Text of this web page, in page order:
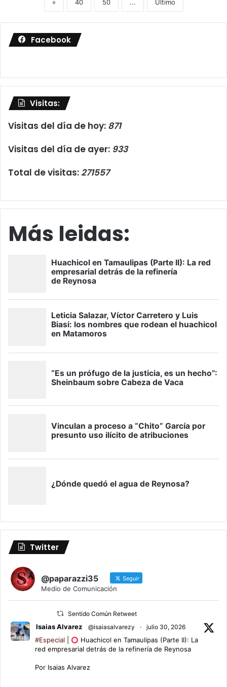
» 40 50 ... Ultimo
Facebook
Visitas:
Visitas del día de hoy: 871
Visitas del día de ayer: 933
Total de visitas: 271557
Más leidas:
Twitter
@paparazzi35 Seguir
Medio de Comunicación
Sentido Común Retweet
Isaias Alvarez @isaiasalvarezy · julio 30, 2026
#Especial
Huachicol en Tamaulipas (Parte II): La
red empresarial detrás de la refinería de Reynosa
Por Isaias Alvarez